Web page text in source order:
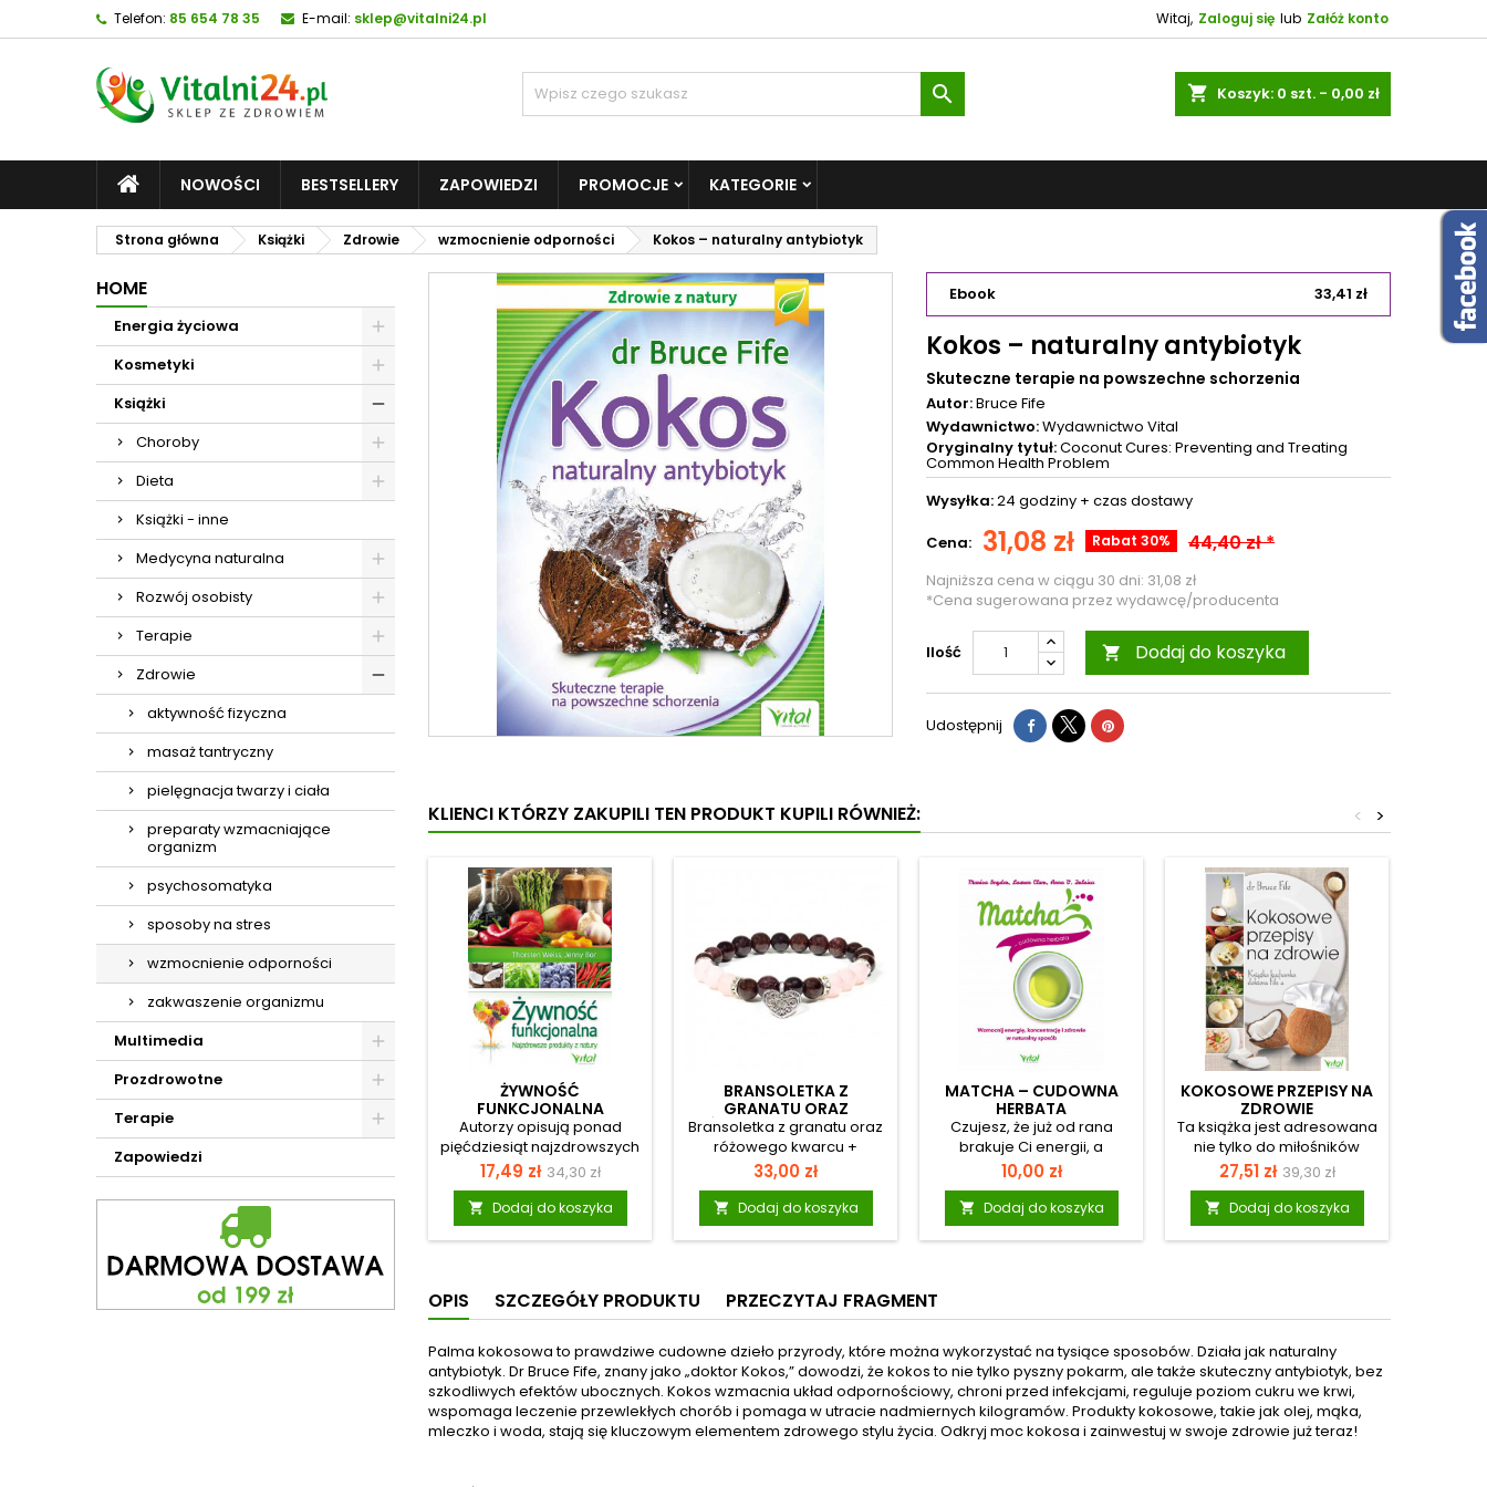
Telefon: 85 654 78 35 E-mail: sklep@vitalni24.pl Witaj, Zaloguj się lub Załóż konto
shopping_cart Koszyk: 0 szt. - 0,00 zł

NOWOŚCI BESTSELLERY ZAPOWIEDZI PROMOCJE KATEGORIE
Strona główna Książki Zdrowie wzmocnienie odporności Kokos – naturalny antybiotyk
HOME
Energia życiowa
Kosmetyki
Książki
Choroby
Dieta
Książki - inne
Medycyna naturalna
Rozwój osobisty
Terapie
Zdrowie
aktywność fizyczna
masaż tantryczny
pielęgnacja twarzy i ciała
preparaty wzmacniające
organizm
psychosomatyka
sposoby na stres
wzmocnienie odporności
zakwaszenie organizmu
Multimedia
Prozdrowotne
Terapie
Zapowiedzi
Ebook 33,41 zł
Kokos – naturalny antybiotyk
Skuteczne terapie na powszechne schorzenia
Autor:Bruce Fife
Wydawnictwo:Wydawnictwo Vital
Oryginalny tytuł:Coconut Cures: Preventing and Treating
Common Health Problem
Wysyłka:24 godziny + czas dostawy
Cena: 31,08 zł Rabat 30% 44,40 zł *
Najniższa cena w ciągu 30 dni: 31,08 zł
*Cena sugerowana przez wydawcę/producenta
Ilość  Dodaj do koszyka
Udostępnij
KLIENCI KTÓRZY ZAKUPILI TEN PRODUKT KUPILI RÓWNIEŻ: >
<
ŻYWNOŚĆ
FUNKCJONALNA
Autorzy opisują ponad
pięćdziesiąt najzdrowszych
i uznawanych za życiodajne
owoców, warzyw, ziół,
korzeni, nasion, grzybów z
całego świata. Podają też
pełną charakterystykę ich
prozdrowotnych. Na
przykład pokrzywa ma silnie
odtruwające działanie i
oczyszcza organizm,
natomiast rumianek działa
rozkurczowo i łagodzi stres.
Siemię lniane zmniejsza
zagrożenie chorobami
serca i naczyń
Cena
17,49 zł Cena
podstawowa
34,30 zł
 Dodaj do koszyka
BRANSOLETKA Z
GRANATU ORAZ
RÓŻOWEGO KWARCU +
SERDUSZKO
Bransoletka z granatu oraz
różowego kwarcu +
serduszkoBransoletka z
koralików wykonanych z
granatu i różowego kwarcu
oraz z metalowym
ornamentem w kształcie
koralików oddzielone są od
siebie metalowymi
pierścieniami ze szklanymi
kryształkami. Metalowe
elementy zostały wykonane
ze stopu cynku. Koraliki
nawleczone są na bardzo
mocną, elastyczną żyłkę
Cena
33,00 zł
 Dodaj do koszyka
MATCHA – CUDOWNA
HERBATA
Czujesz, że już od rana
brakuje Ci energii, a
jednocześnie wieczorami
trudno jest Ci się wyciszyć?
Często zapadasz na
przeziębienia i masz
problemy z koncentracją?
dolegliwości jednocześnie:
to sproszkowana zielona
herbata. Ma ona zbawienny
wpływ na układ
odpornościowy, serce,
poziom glukozy we krwi, a
także poprawę sprawności
Cena
10,00 zł
 Dodaj do koszyka
KOKOSOWE PRZEPISY NA
ZDROWIE
Ta książka jest adresowana
nie tylko do miłośników
kokosa, ale i do osób
dbających o zdrowie. W
każdym z 450 przepisów
Autor dodaje jakiś element
kokosa, często są to
łatwością wprowadzisz do
swojej diety olej kokosowy,
który zyskał miano
najzdrowszego oleju i jest
niezwykle ważny dla
zdrowia mózgu, poprawy
pamięci i gęstości kości.
Cena
27,51 zł Cena
podstawowa
39,30 zł
 Dodaj do koszyka
OPIS SZCZEGÓŁY PRODUKTU PRZECZYTAJ FRAGMENT
Palma kokosowa to prawdziwe cudowne dzieło przyrody, które można wykorzystać na tysiące sposobów. Działa jak naturalny
antybiotyk. Dr Bruce Fife, znany jako „doktor Kokos,” dowodzi, że kokos to nie tylko pyszny pokarm, ale także skuteczny antybiotyk, bez
szkodliwych efektów ubocznych. Kokos wzmacnia układ odpornościowy, chroni przed infekcjami, reguluje poziom cukru we krwi,
wspomaga leczenie przewlekłych chorób i pomaga w utracie nadmiernych kilogramów. Produkty kokosowe, takie jak olej, mąka,
mleczko i woda, stają się kluczowym elementem zdrowego stylu życia. Odkryj moc kokosa i zainwestuj w swoje zdrowie już teraz!